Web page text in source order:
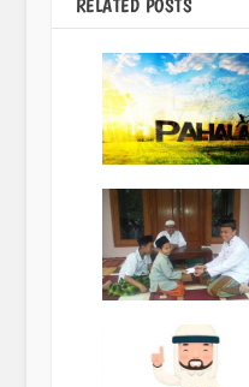
RELATED POSTS